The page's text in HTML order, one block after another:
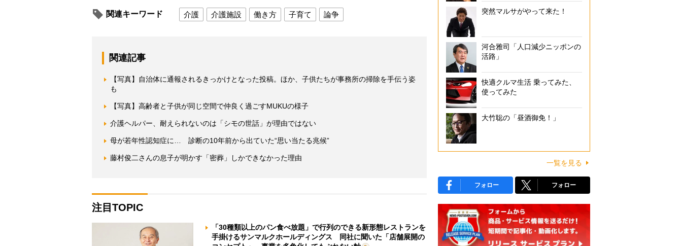
関連キーワード 介護 介護施設 働き方 子育て 論争
関連記事
【写真】自治体に通報されるきっかけとなった投稿。ほか、子供たちが事務所の掃除を手伝う姿
も
【写真】高齢者と子供が同じ空間で仲良く過ごすMUKUの様子
介護ヘルパー、耐えられないのは「シモの世話」が理由ではない
母が若年性認知症に… 診断の10年前から出ていた“思い当たる兆候”
藤村俊二さんの息子が明かす「密葬」しかできなかった理由
注目TOPIC
「30種類以上のパン食べ放題」で行列のできる新形態レストランを
手掛けるサンマルクホールディングス 同社に聞いた「店舗展開の
突然マルサがやって来た！
河合雅司「人口減少ニッポンの
活路」
快適クルマ生活 乗ってみた、
使ってみた
大竹聡の「昼酒御免！」
一覧を見る
フォロー フォロー